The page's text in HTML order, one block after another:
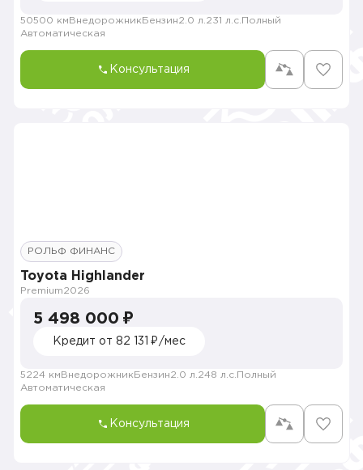
50500 км Внедорожник Бензин2.0 л. 231 л.с. Полный
Автоматическая
Консультация
РОЛЬФ ФИНАНС
Toyota Highlander
Premium2026
5 498 000 ₽
Кредит от 82 131 ₽/мес
5224 км Внедорожник Бензин2.0 л. 248 л.с. Полный
Автоматическая
Консультация